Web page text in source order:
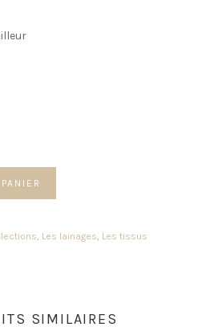
, Les lainages, Les tissus
SIMILAIRES